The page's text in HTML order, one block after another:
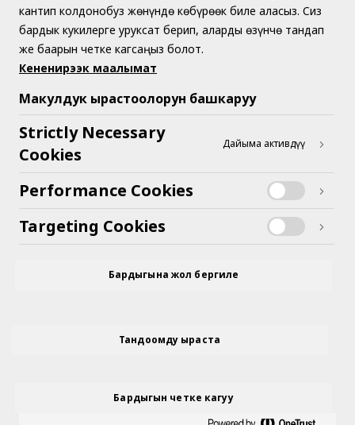
Кыргызстан | Кыргызча
Биз жөнүндө
Жардам керекпи?
кантип колдонобуз жөнүндө көбүрөөк биле аласыз. Сиз
бардык кукилерге уруксат берип, аларды өзүнчө тандап
же баарын четке кагсаңыз болот.
Кененирээк маалымат
Макулдук ырастоолорун башкаруу
Strictly Necessary
Cookies
Дайыма активдүү
Performance Cookies
Targeting Cookies
Бардыгына жол бергиле
Бардыгын четке кагуу
Тандоомду ыраста